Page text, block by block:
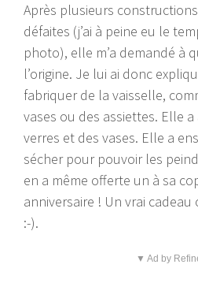
Après plusieurs
défaites (j’ai à peine eu le
photo), elle m’a demandé à
l’origine. Je lui ai donc
fabriquer de la vaisselle,
vases ou des assiettes. Elle
verres et des vases. Elle a
sécher pour pouvoir les
en a même offerte un à sa
anniversaire ! Un vrai
:-).
▼ Ad by